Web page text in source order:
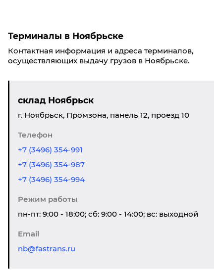
Терминалы в Ноябрьске
Контактная информация и адреса терминалов,
осуществляющих выдачу грузов в Ноябрьске.
склад Ноябрьск
г. Ноябрьск, Промзона, панель 12, проезд 10
Телефон
+7 (3496) 354-991
+7 (3496) 354-987
+7 (3496) 354-994
Режим работы
пн-пт: 9:00 - 18:00; сб: 9:00 - 14:00; вс: выходной
Email
nb@fastrans.ru